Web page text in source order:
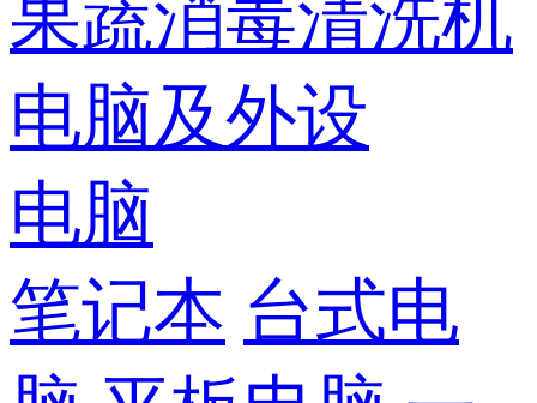
果蔬消毒清洗机
电脑及外设
电脑
笔记本 台式电